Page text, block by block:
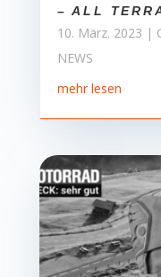
– ALL
10. März. 2023 |
NEWS
mehr lesen